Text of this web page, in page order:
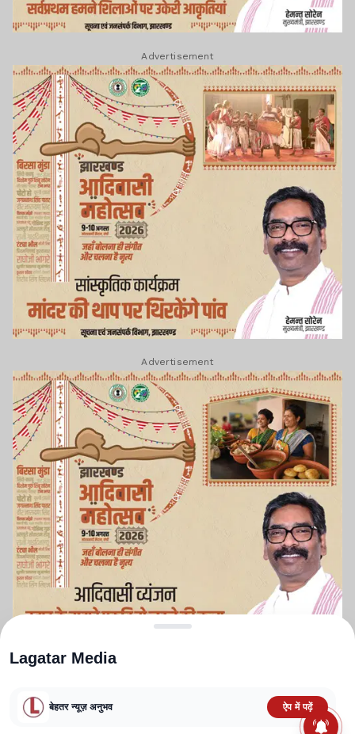
Advertisement
Advertisement
Lagatar Media
बेहतर न्यूज़ अनुभव ऐप में पढ़ें